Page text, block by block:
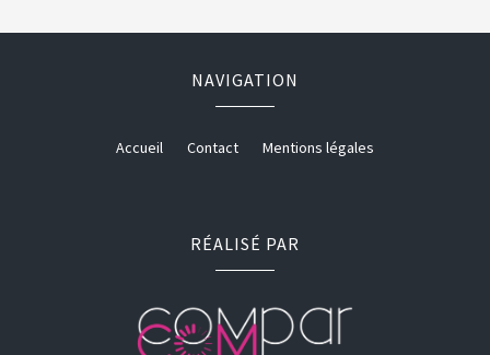
NAVIGATION
Accueil Contact Mentions légales
RÉALISÉ PAR